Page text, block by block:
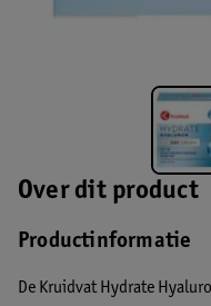
Over dit product
Productinformatie
De Kruidvat Hydrate